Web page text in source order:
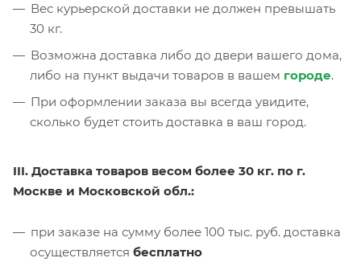
Вес курьерской доставки не должен превышать
30 кг.
Возможна доставка либо до двери вашего дома,
либо на пункт выдачи товаров в вашем городе.
При оформлении заказа вы всегда увидите,
сколько будет стоить доставка в ваш город.
III. Доставка товаров весом более 30 кг. по г.
Москве и Московской обл.:
при заказе на сумму более 100 тыс. руб. доставка
осуществляется бесплатно